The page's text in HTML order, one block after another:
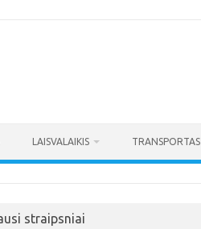
LAISVALAIKIS TRANSPORTAS
straipsniai